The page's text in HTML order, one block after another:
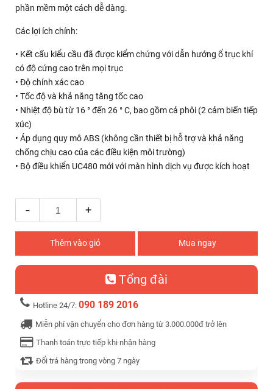
phần mềm một cách dễ dàng.
Các lợi ích chính:
• Kết cấu kiểu cầu đã được kiểm chứng với dẫn hướng ổ trục khí
có độ cứng cao trên mọi trục
• Độ chính xác cao
• Tốc độ và khả năng tăng tốc cao
• Nhiệt độ bù từ 16 ° đến 26 ° C, bao gồm cả phôi (2 cảm biến tiếp
xúc)
• Áp dụng quy mô ABS (không cần thiết bị hỗ trợ và khả năng
chống chịu cao của các điều kiện môi trường)
• Bộ điều khiển UC480 mới với màn hình dịch vụ được kích hoạt
- +
Thêm vào giỏ Mua ngay
Tổng đài
Hotline 24/7: 090 189 2016
Miễn phí vận chuyển cho đơn hàng từ 3.000.000đ trở lên
Thanh toán trực tiếp khi nhận hàng
Đổi trả hàng trong vòng 7 ngày